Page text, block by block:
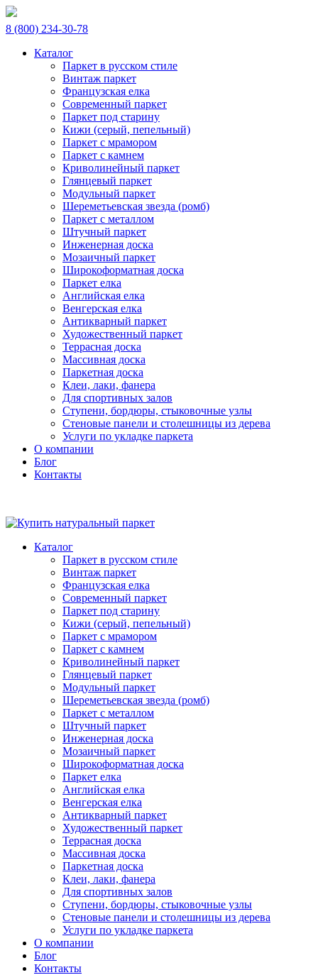
8 (800) 234-30-78
Каталог
Паркет в русском стиле
Винтаж паркет
Французская елка
Современный паркет
Паркет под старину
Кижи (серый, пепельный)
Паркет с мрамором
Паркет с камнем
Криволинейный паркет
Глянцевый паркет
Модульный паркет
Шереметьевская звезда (ромб)
Паркет с металлом
Штучный паркет
Инженерная доска
Мозаичный паркет
Широкоформатная доска
Паркет елка
Английская елка
Венгерская елка
Антикварный паркет
Художественный паркет
Террасная доска
Массивная доска
Паркетная доска
Клеи, лаки, фанера
Для спортивных залов
Ступени, бордюры, стыковочные узлы
Стеновые панели и столешницы из дерева
Услуги по укладке паркета
О компании
Блог
Контакты
Каталог
Паркет в русском стиле
Винтаж паркет
Французская елка
Современный паркет
Паркет под старину
Кижи (серый, пепельный)
Паркет с мрамором
Паркет с камнем
Криволинейный паркет
Глянцевый паркет
Модульный паркет
Шереметьевская звезда (ромб)
Паркет с металлом
Штучный паркет
Инженерная доска
Мозаичный паркет
Широкоформатная доска
Паркет елка
Английская елка
Венгерская елка
Антикварный паркет
Художественный паркет
Террасная доска
Массивная доска
Паркетная доска
Клеи, лаки, фанера
Для спортивных залов
Ступени, бордюры, стыковочные узлы
Стеновые панели и столешницы из дерева
Услуги по укладке паркета
О компании
Блог
Контакты